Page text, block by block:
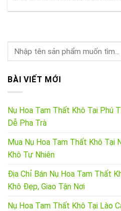
BÀI VIẾT MỚI
Nụ Hoa Tam Thất Khô Tại Phú
Dễ Pha Trà
Mua Nụ Hoa Tam Thất Khô Tại
Khô Tự Nhiên
Địa Chỉ Bán Nụ Hoa Tam Thất
Khô Đẹp, Giao Tận Nơi
Nụ Hoa Tam Thất Khô Tại Lào